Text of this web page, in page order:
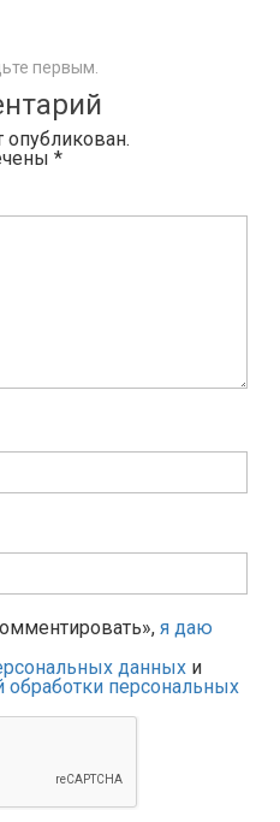
первым.
опубликован.
*
я даю
данных и
персональных